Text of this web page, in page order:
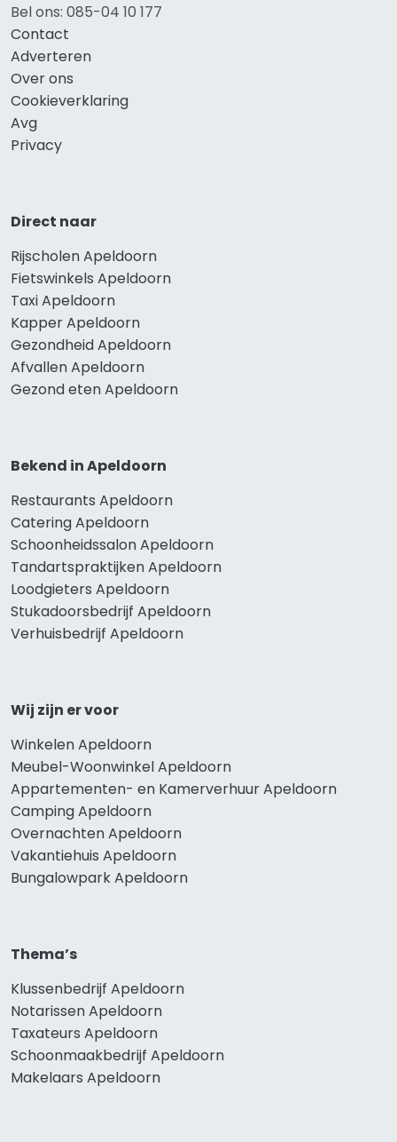
Bel ons: 085-04 10 177
Contact
Adverteren
Over ons
Cookieverklaring
Avg
Privacy
Direct naar
Rijscholen Apeldoorn
Fietswinkels Apeldoorn
Taxi Apeldoorn
Kapper Apeldoorn
Gezondheid Apeldoorn
Afvallen Apeldoorn
Gezond eten Apeldoorn
Bekend in Apeldoorn
Restaurants Apeldoorn
Catering Apeldoorn
Schoonheidssalon Apeldoorn
Tandartspraktijken Apeldoorn
Loodgieters Apeldoorn
Stukadoorsbedrijf Apeldoorn
Verhuisbedrijf Apeldoorn
Wij zijn er voor
Winkelen Apeldoorn
Meubel-Woonwinkel Apeldoorn
Appartementen- en Kamerverhuur Apeldoorn
Camping Apeldoorn
Overnachten Apeldoorn
Vakantiehuis Apeldoorn
Bungalowpark Apeldoorn
Thema’s
Klussenbedrijf Apeldoorn
Notarissen Apeldoorn
Taxateurs Apeldoorn
Schoonmaakbedrijf Apeldoorn
Makelaars Apeldoorn